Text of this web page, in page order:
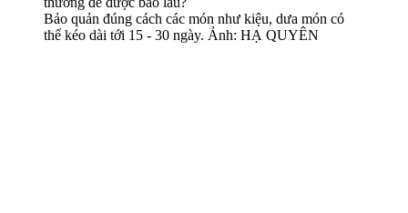
Bảo quản đúng cách các món như kiệu, dưa món có
thể kéo dài tới 15 - 30 ngày. Ảnh: HẠ QUYÊN